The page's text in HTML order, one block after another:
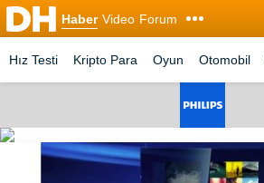
Haber Video Forum
Hız Testi Kripto Para Oyun Otomobil